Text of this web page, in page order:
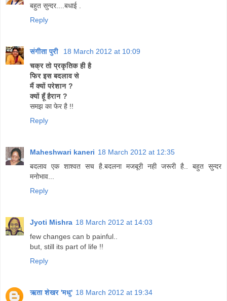
बहुत सुन्दर....बधाई .
Reply
संगीता पुरी
18 March 2012 at 10:09
चक्र तो प्रकृतिक ही है
फिर इस बदलाव से
मैं क्यों परेशान ?
क्यों हूँ हैरान ?
समझ का फेर है !!
Reply
Maheshwari kaneri 18 March 2012 at 12:35
बदलाव एक शाश्वत सच है.बदलना मजबूरी नही जरूरी है.. बहुत सुन्दर
मनोभाव...
Reply
Jyoti Mishra 18 March 2012 at 14:03
few changes can b painful..
but, still its part of life !!
Reply
ऋता शेखर 'मधु' 18 March 2012 at 19:34